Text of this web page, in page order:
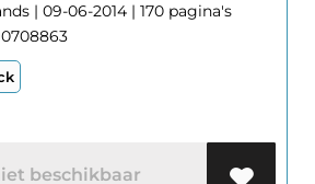
| 09-06-2014 | 170 pagina's
beschikbaar